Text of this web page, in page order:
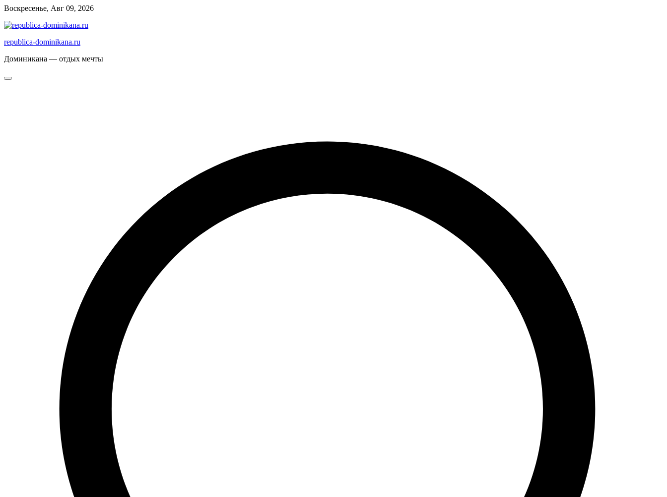
Перейти
содержимому
Воскресенье, Авг 09, 2026
republica-dominikana.ru
Доминикана — отдых мечты